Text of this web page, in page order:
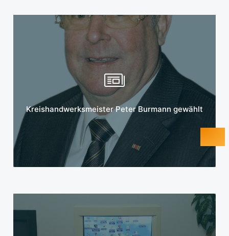
Kreishandwerksmeister Peter Burmann gewählt
Mehr erfahren